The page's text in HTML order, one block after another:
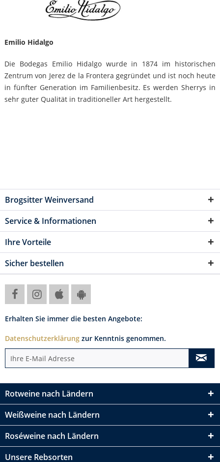
Emilio Hidalgo
Die Bodegas Emilio Hidalgo wurde in 1874 im historischen
Zentrum von Jerez de la Frontera gegründet und ist noch heute
in fünfter Generation im Familienbesitz. Es werden Sherrys in
sehr guter Qualität in traditioneller Art hergestellt.
Brogsitter Weinversand
Service & Informationen
Ihre Vorteile
Sicher bestellen
Erhalten Sie immer die besten Angebote:
Datenschutzerklärung zur Kenntnis genommen.
Rotweine nach Ländern
Weißweine nach Ländern
Roséweine nach Ländern
Unsere Rebsorten